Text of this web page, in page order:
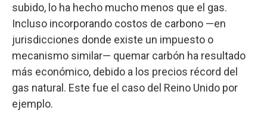
subido, lo ha hecho mucho menos que el gas.
Incluso incorporando costos de carbono —en
jurisdicciones donde existe un impuesto o
mecanismo similar— quemar carbón ha resultado
más económico, debido a los precios récord del
gas natural. Este fue el caso del Reino Unido por
ejemplo.